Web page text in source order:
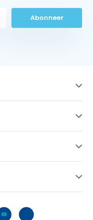
Abonneer